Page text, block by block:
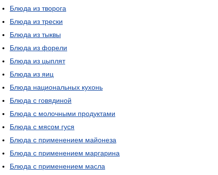
Блюда из творога
Блюда из трески
Блюда из тыквы
Блюда из форели
Блюда из цыплят
Блюда из яиц
Блюда национальных кухонь
Блюда с говядиной
Блюда с молочными продуктами
Блюда с мясом гуся
Блюда с применением майонеза
Блюда с применением маргарина
Блюда с применением масла